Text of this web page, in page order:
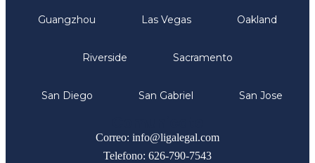
Guangzhou Las Vegas Oakland
Riverside Sacramento
San Diego San Gabriel San Jose
Correo: info@ligalegal.com
Telefono: 626-790-7543